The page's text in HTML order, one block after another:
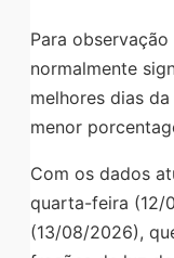
Para
normalmente
melhores dias
menor
Com os dados
quarta-feira (12/
(13/08/2026),